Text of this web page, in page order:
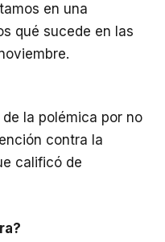
en una
qué sucede en las
la polémica por no
contra la
calificó de